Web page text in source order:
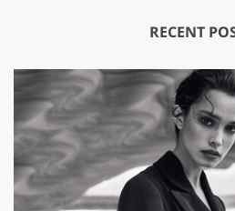
RECENT